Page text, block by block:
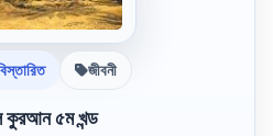
জীবনী
কুরআন ৫ম খন্ড